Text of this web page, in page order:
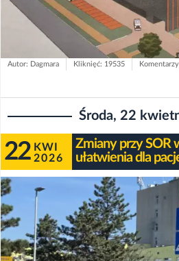
Autor: Dagmara Kliknięć: 19535
Środa, 22
22 KWI
2026
Zmiany przy SOR
ułatwienia dla